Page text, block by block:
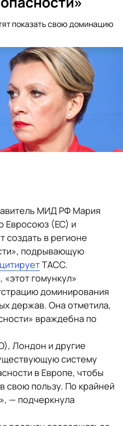
показать свою доминацию
МИД РФ Мария
Евросоюз (ЕС) и
создать в регионе
подрывающую
цитируетТАСС.
гомункул»
доминирования
держав. Она отметила,
враждебна по
Лондон и другие
систему
в Европе, чтобы
свою пользу. По крайней
— подчеркнула